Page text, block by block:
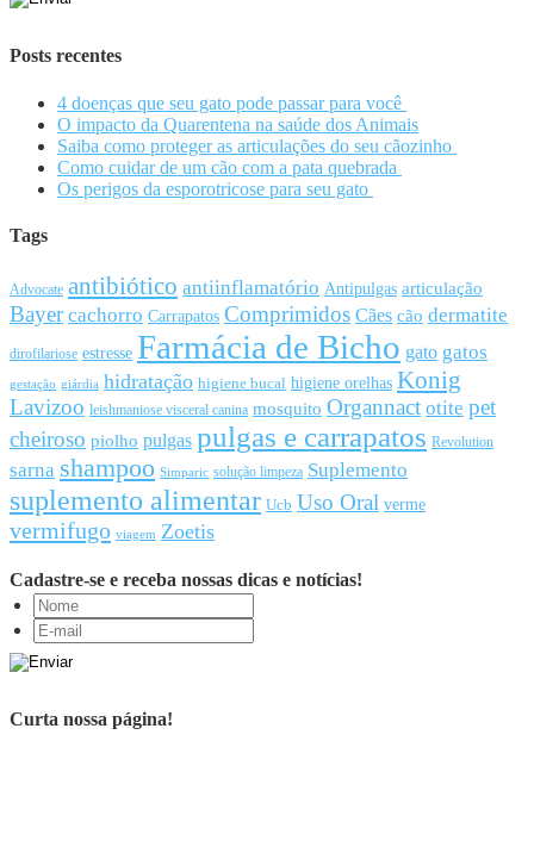
Posts recentes
4 doenças que seu gato pode passar para você
O impacto da Quarentena na saúde dos Animais
Saiba como proteger as articulações do seu cãozinho
Como cuidar de um cão com a pata quebrada
Os perigos da esporotricose para seu gato
Tags
Advocate antibiótico antiinflamatório Antipulgas articulação
Bayer cachorro Carrapatos Comprimidos Cães cão dermatite
dirofilariose estresse Farmácia de Bicho gato gatos
gestação giárdia hidratação higiene bucal higiene orelhas Konig
Lavizoo leishmaniose visceral canina mosquito Organnact otite pet
cheiroso piolho pulgas pulgas e carrapatos Revolution
sarna shampoo Simparic solução limpeza Suplemento
suplemento alimentar Ucb Uso Oral verme
vermifugo viagem Zoetis
Cadastre-se e receba nossas dicas e notícias!
Curta nossa página!